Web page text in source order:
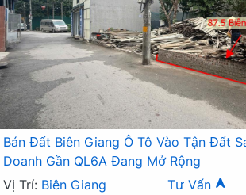
Bán Đất Biên Giang Ô Tô Vào Tận Đất
Doanh Gần QL6A Đang Mở Rộng
Vị Trí: Biên Giang Tư Vấn